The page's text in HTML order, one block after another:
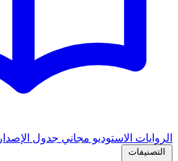
الروايات الاستوديو مجاني جدول الإصدار
التصنيفات